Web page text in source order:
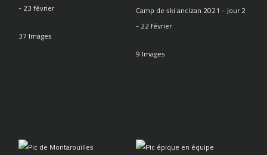
- 23 février
37 Images
Camp de ski ancizan 2021 - Jour 2
- 22 février
9 Images